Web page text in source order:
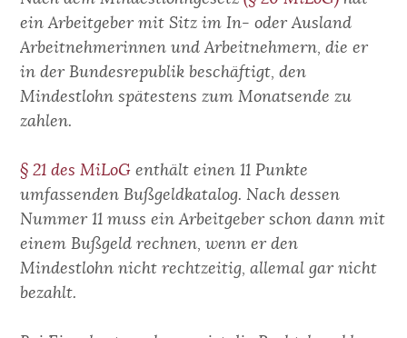
ein Arbeitgeber mit Sitz im In- oder Ausland
Arbeitnehmerinnen und Arbeitnehmern, die er
in der Bundesrepublik beschäftigt, den
Mindestlohn spätestens zum Monatsende zu
zahlen.
§ 21 des MiLoG enthält einen 11 Punkte
umfassenden Bußgeldkatalog. Nach dessen
Nummer 11 muss ein Arbeitgeber schon dann mit
einem Bußgeld rechnen, wenn er den
Mindestlohn nicht rechtzeitig, allemal gar nicht
bezahlt.